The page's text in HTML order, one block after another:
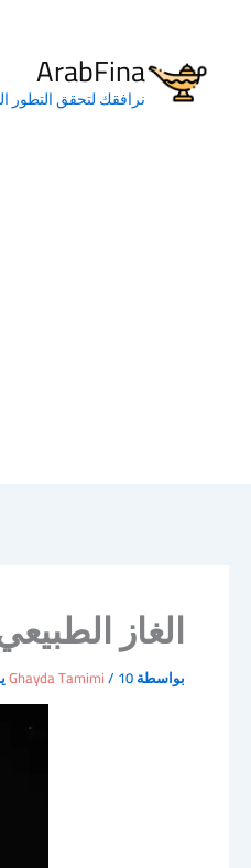
المحتوى
ArabFina
نرافقك لتحقق التطور
الغاز
بواسطة Ghayda Tamimi/ 10 يونيو 2022